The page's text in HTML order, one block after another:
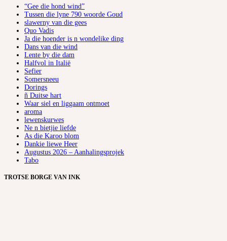
“Gee die hond wind”
Tussen die lyne 790 woorde Goud
slawerny van die gees
Quo Vadis
Ja die hoender is n wondelike ding
Dans van die wind
Lente by die dam
Halfvol in Italië
Sefier
Somersneeu
Dorings
ñ Duitse hart
Waar siel en liggaam ontmoet
aroma
lewenskurwes
Ne n bietjie liefde
As die Karoo blom
Dankie liewe Heer
Augustus 2026 – Aanhalingsprojek
Tabo
TROTSE BORGE VAN INK